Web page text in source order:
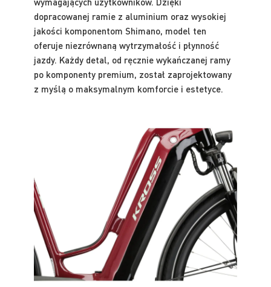
dopracowanej ramie z aluminium oraz wysokiej
jakości komponentom Shimano, model ten
oferuje niezrównaną wytrzymałość i płynność
jazdy. Każdy detal, od ręcznie wykańczanej ramy
po komponenty premium, został zaprojektowany
z myślą o maksymalnym komforcie i estetyce.